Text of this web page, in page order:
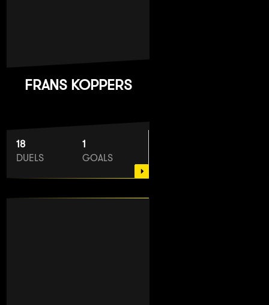
FRANS KOPPERS
18
DUELS
1
GOALS